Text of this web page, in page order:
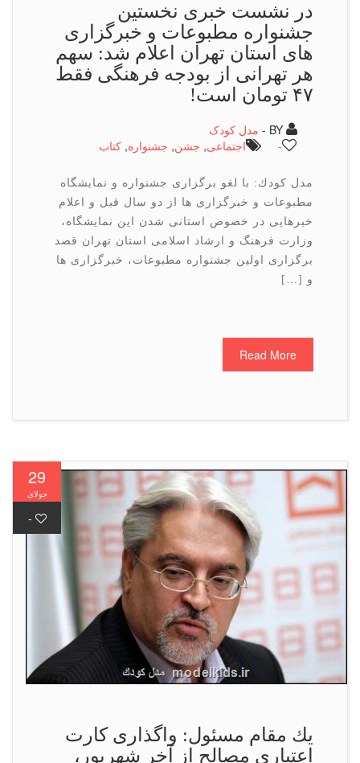
در نشست خبری نخستین
جشنواره مطبوعات و خبرگزاری
های استان تهران اعلام شد: سهم
هر تهرانی از بودجه فرهنگی فقط
مدل کودک
اجتماعی,جشن,جشنواره ,كتاب
مدل كودك: با لغو برگزاری جشنواره و نمایشگاه
مطبوعات و خبرگزاری ها از دو سال قبل و اعلام
خبرهایی در خصوص استانی شدن این نمایشگاه،
وزارت فرهنگ و ارشاد اسلامی استان تهران قصد
برگزاری اولین جشنواره مطبوعات، خبرگزاری ها
Read More
29
جولای
یك مقام مسئول: واگذاری كارت
اعتباری مصالح از آخر شهریور،